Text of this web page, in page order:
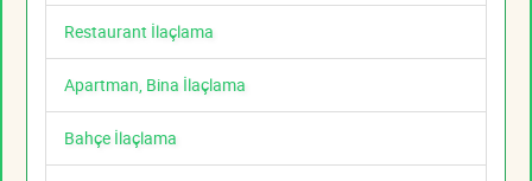
Restaurant İlaçlama
Apartman, Bina İlaçlama
Bahçe İlaçlama